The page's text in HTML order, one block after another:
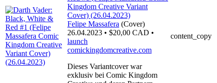
Felipe Massafera (Cover)
26.04.2023 • $20,00 CAD •
launch
comickingdomcreative.com
Dieses Variantcover war
exklusiv bei Comic Kingdom
content_copy